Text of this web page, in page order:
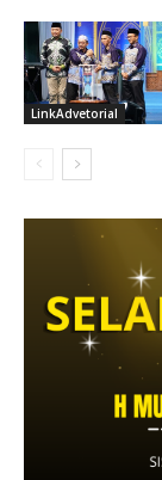
LinkAdvetorial